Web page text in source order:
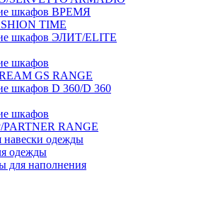
шкафов ВРЕМЯ
TIME
шкафов ЭЛИТ/ELITE
шкафов
GS RANGE
шкафов D 360/D 360
шкафов
RANGE
одежды
одежды
для наполнения